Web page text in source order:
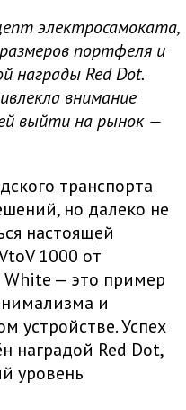
электросамоката,
портфеля и
награды Red Dot.
внимание
выйти на рынок —
транспорта
но далеко не
настоящей
1000 от
White — это пример
и
устройстве. Успех
наградой Red Dot,
уровень